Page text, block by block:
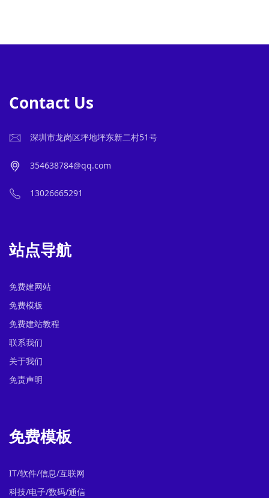
Contact Us
深圳市龙岗区坪地坪东新二村51号
354638784@qq.com
13026665291
站点导航
免费建网站
免费模板
免费建站教程
联系我们
关于我们
免责声明
免费模板
IT/软件/信息/互联网
科技/电子/数码/通信